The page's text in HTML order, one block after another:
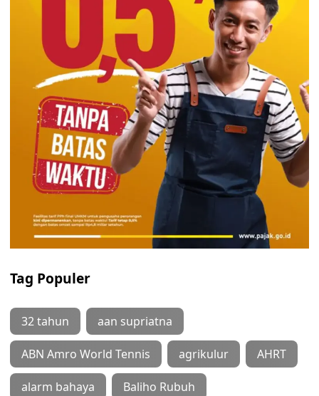
Tag Populer
32 tahun aan supriatna
ABN Amro World Tennis agrikulur AHRT
alarm bahaya Baliho Rubuh